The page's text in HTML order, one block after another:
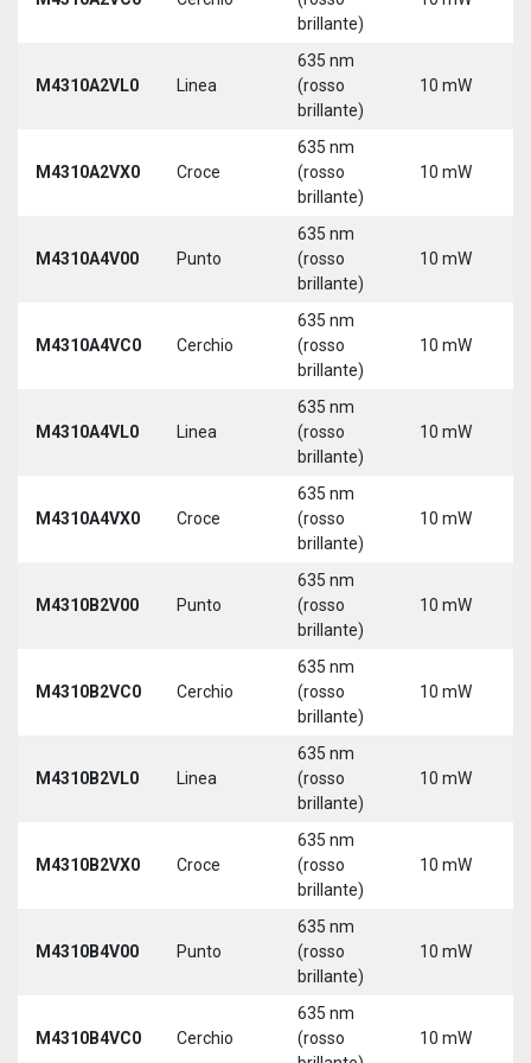
brillante)
M4310A2VL0 Linea
635 nm
(rosso
brillante)
10 mW
M4310A2VX0 Croce
635 nm
(rosso
brillante)
10 mW
M4310A4V00 Punto
635 nm
(rosso
brillante)
10 mW
M4310A4VC0 Cerchio
635 nm
(rosso
brillante)
10 mW
M4310A4VL0 Linea
635 nm
(rosso
brillante)
10 mW
M4310A4VX0 Croce
635 nm
(rosso
brillante)
10 mW
M4310B2V00 Punto
635 nm
(rosso
brillante)
10 mW
M4310B2VC0 Cerchio
635 nm
(rosso
brillante)
10 mW
M4310B2VL0 Linea
635 nm
(rosso
brillante)
10 mW
M4310B2VX0 Croce
635 nm
(rosso
brillante)
10 mW
M4310B4V00 Punto
635 nm
(rosso
brillante)
10 mW
M4310B4VC0 Cerchio
635 nm
(rosso
10 mW